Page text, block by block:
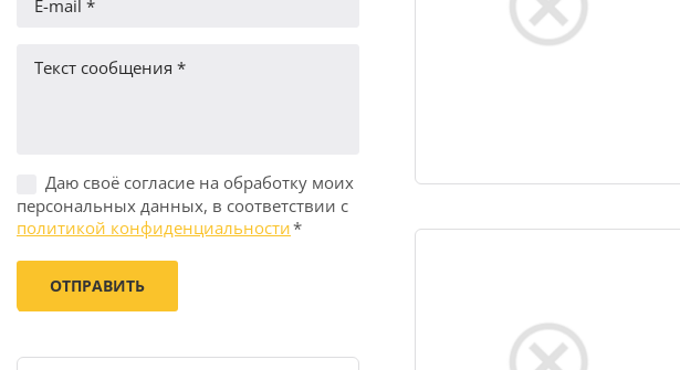
Даю своё согласие на обработку моих
персональных данных, в соответствии с
политикой конфиденциальности*